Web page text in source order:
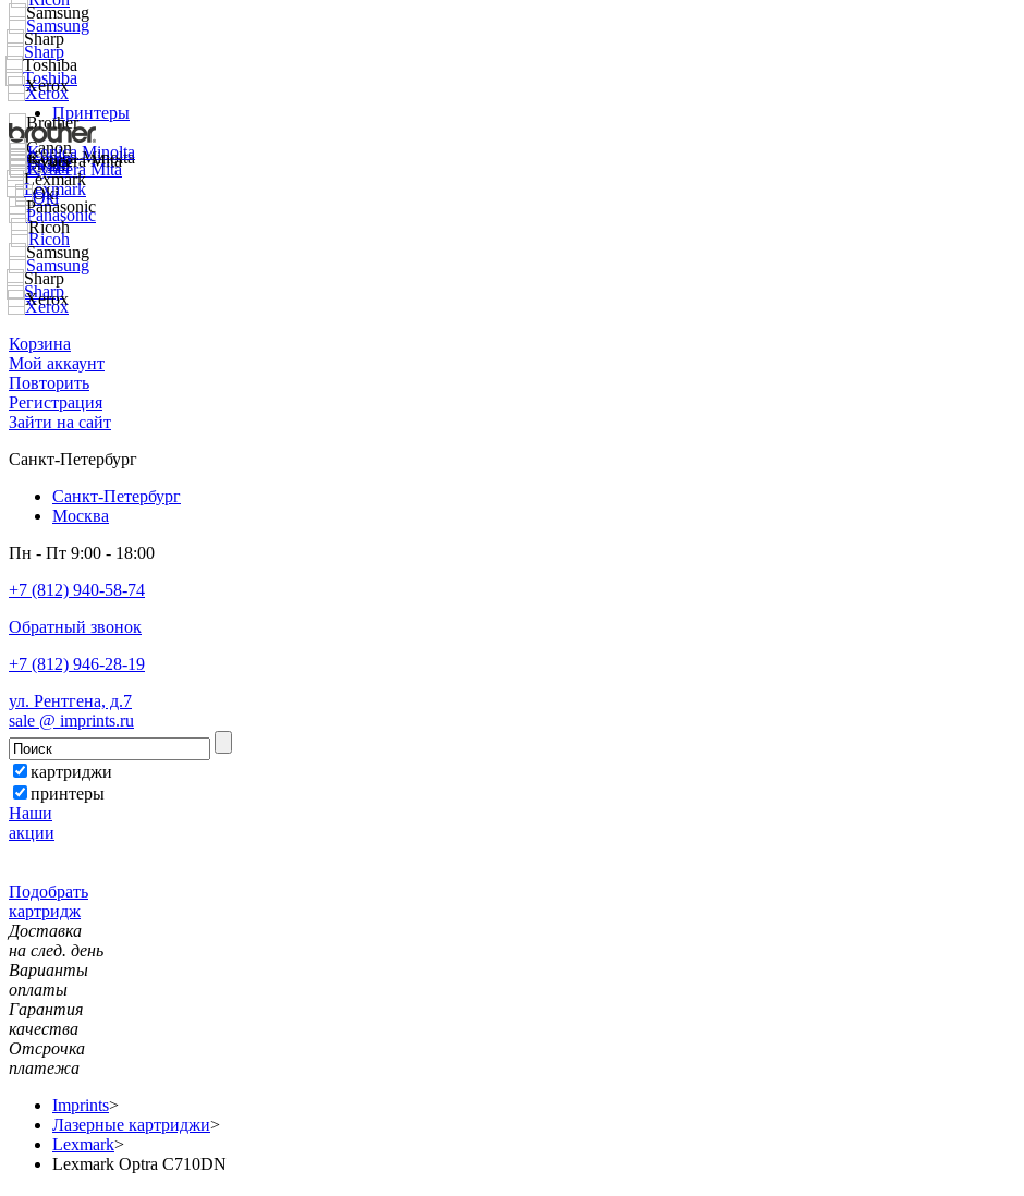
Принтеры
Корзина
Мой аккаунт
Повторить
Регистрация
Зайти на сайт
Санкт-Петербург
Санкт-Петербург
Москва
Пн - Пт 9:00 - 18:00
+7 (812) 940-58-74
Обратный звонок
+7 (812) 946-28-19
ул. Рентгена, д.7
sale @ imprints.ru
картриджи
принтеры
Наши
акции
Подобрать
картридж
Доставка
на след. день
Варианты
оплаты
Гарантия
качества
Отсрочка
платежа
Imprints>
Лазерные картриджи>
Lexmark>
Lexmark Optra C710DN